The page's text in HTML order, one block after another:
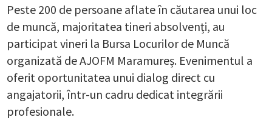
Peste 200 de persoane aflate în căutarea unui loc
de muncă, majoritatea tineri absolvenți, au
participat vineri la Bursa Locurilor de Muncă
organizată de AJOFM Maramureș. Evenimentul a
oferit oportunitatea unui dialog direct cu
angajatorii, într-un cadru dedicat integrării
profesionale.